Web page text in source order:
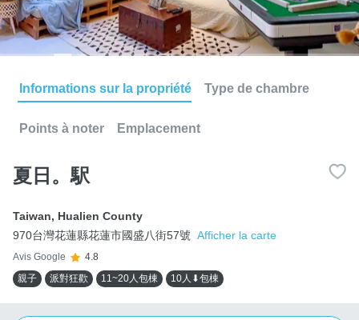
Informations sur la propriété Type de chambre
Points à noter Emplacement
夏日。駅
Taiwan, Hualien County
970台灣花蓮縣花蓮市國盛八街57號 Afficher la carte
Avis Google
4.8
親子
派對狂歡 11~20人包棟 10人⬇包棟